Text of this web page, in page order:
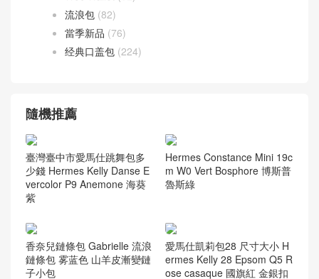
ysl niki bag
香奈兒(741)
Leboy bag(168)
流浪包
隨機推薦
臺灣臺中市愛馬仕跳舞包多
少錢 Hermes Kelly Danse E
Hermes Constance Mini 19c
m W0 Vert Bosphore 博斯普